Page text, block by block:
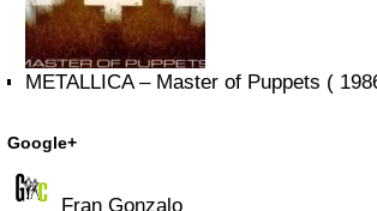
METALLICA – Master of Puppets (
Google+
Fran Gonzalo